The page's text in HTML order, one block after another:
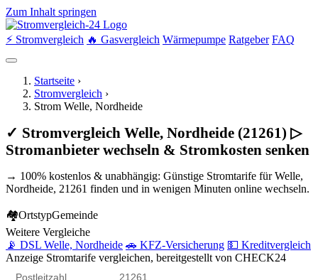
Zum Inhalt springen
⚡ Stromvergleich 🔥 Gasvergleich Wärmepumpe Ratgeber FAQ
Startseite ›
Stromvergleich ›
Strom Welle, Nordheide
✓ Stromvergleich Welle, Nordheide (21261) ▷
Stromanbieter wechseln & Stromkosten senken
→ 100% kostenlos & unabhängig: Günstige Stromtarife für Welle,
Nordheide, 21261 finden und in wenigen Minuten online wechseln.
🏘OrtstypGemeinde
Weitere Vergleiche
📡 DSL Welle, Nordheide 🚗 KFZ-Versicherung 💵 Kreditvergleich
Anzeige Stromtarife vergleichen, bereitgestellt von CHECK24